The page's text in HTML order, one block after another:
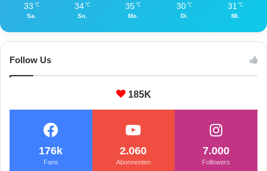
33 ℃
Sa.
34 ℃
So.
35 ℃
Mo.
30 ℃
Di.
31 ℃
Mi.
Follow Us
185K
176k
Fans
2.060
Abonnenten
7.000
Followers